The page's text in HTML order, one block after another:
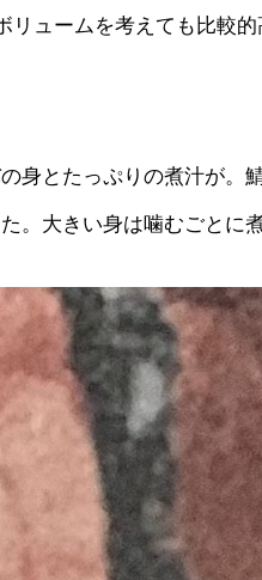
リュームを考えても比較
とたっぷりの煮汁が。
。大きい身は噛むごとに